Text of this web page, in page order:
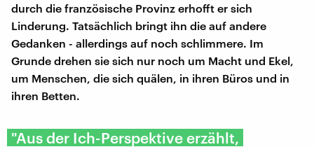
durch die französische Provinz erhofft er sich
Linderung. Tatsächlich bringt ihn die auf andere
Gedanken - allerdings auf noch schlimmere. Im
Grunde drehen sie sich nur noch um Macht und Ekel,
um Menschen, die sich quälen, in ihren Büros und in
ihren Betten.
"Aus der Ich-Perspektive erzählt,